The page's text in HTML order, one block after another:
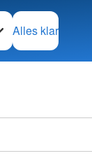
Alles klar